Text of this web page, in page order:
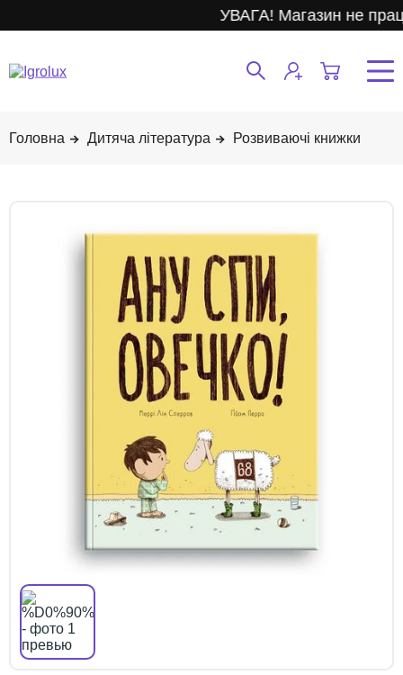
УВАГА! Магазин не
Дитяча література Розвиваючі книжки